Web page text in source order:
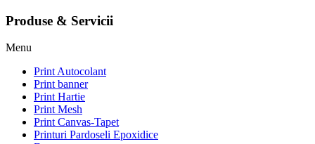
Produse & Servicii
Menu
Print Autocolant
Print banner
Print Hartie
Print Mesh
Print Canvas-Tapet
Printuri Pardoseli Epoxidice